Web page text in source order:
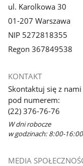
ul. Karolkowa 30
01-207 Warszawa
NIP 5272818355
Regon 367849538
KONTAKT
Skontaktuj się z nami
pod numerem:
(22) 376-76-76
W dni robocze
w godzinach: 8:00-16:00
MEDIA